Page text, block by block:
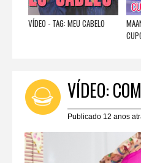
VÍDEO - TAG: MEU CABELO
VÍDEO:
Publicado 12 anos